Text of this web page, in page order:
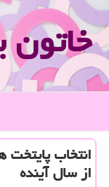
خاتون
انتخاب
از سال آینده